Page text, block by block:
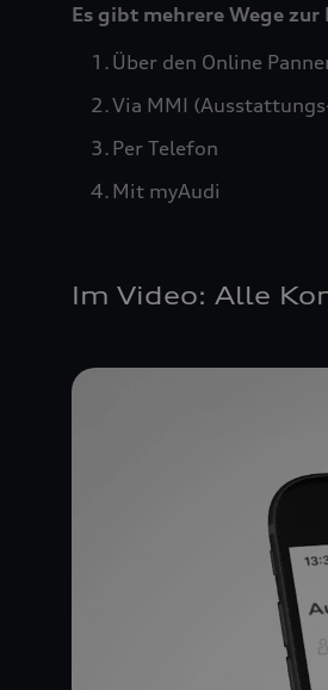
Es gibt mehrere Wege
Über den Online
Via MMI
Per Telefon
Mit myAudi
Im Video: Alle